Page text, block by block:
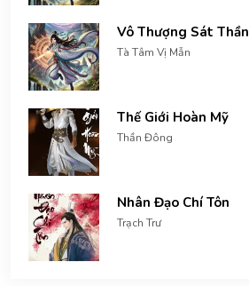
Vô Thượng Sát Thần
Tà Tâm Vị Mẫn
Thế Giới Hoàn Mỹ
Thần Đông
Nhân Đạo Chí Tôn
Trạch Trư